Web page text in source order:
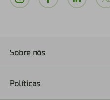
Sobre nós
Políticas